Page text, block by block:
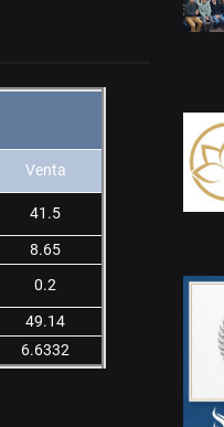
Venta
41.5
8.65
0.2
49.14
6.6332